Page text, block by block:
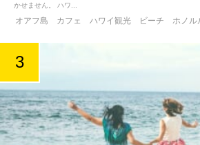
かせません。 ハワ...
オアフ島 カフェ ハワイ観光 ビーチ ホノル